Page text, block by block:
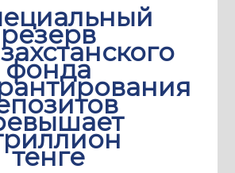
резерв
фонда
тенге